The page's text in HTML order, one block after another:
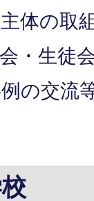
体の取
・生徒
の交流